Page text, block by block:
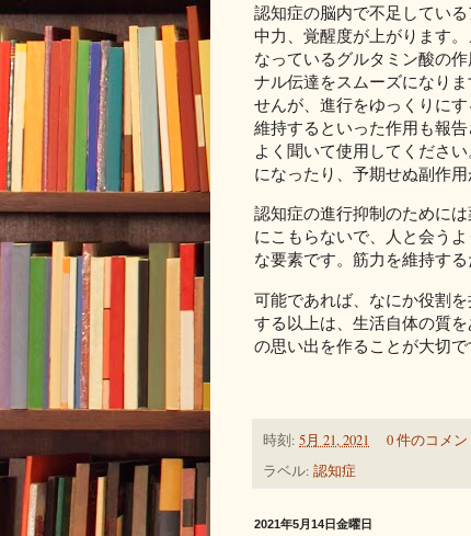
認知症の脳内で不足してい
中力、覚醒度が上がります
なっているグルタミン酸の
ナル伝達をスムーズになり
せんが、進行をゆっくりに
維持するといった作用も報
よく聞いて使用してくださ
になったり、予期せぬ副作用
認知症の進行抑制のために
にこもらないで、人と会う
な要素です。筋力を維持す
可能であれば、なにか役割
する以上は、生活自体の質
の思い出を作ることが大切で
時刻: 5月 21, 2021
0 件のコメン
ラベル: 認知症
2021年5月14日金曜日